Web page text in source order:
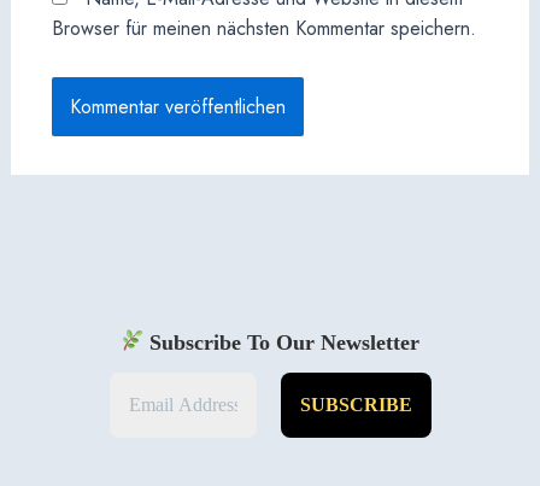
Browser für meinen nächsten Kommentar speichern.
Subscribe To Our Newsletter